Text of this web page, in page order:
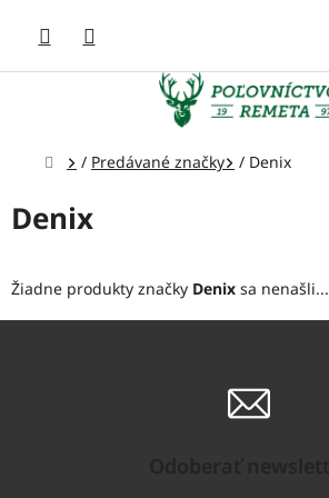
obsah
Domov
/ Predávané značky / Denix
Denix
Žiadne produkty značky Denix sa nenašli...